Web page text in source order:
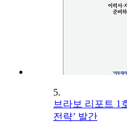
5.
브라보 리포트 1
전략’ 발간